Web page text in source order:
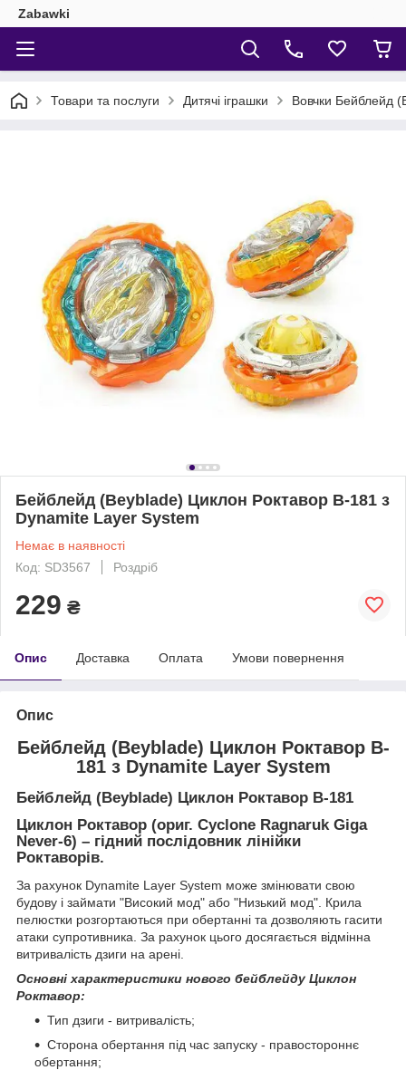
Zabawki
Товари та послуги Дитячі іграшки Вовчки Бейблейд
Бейблейд (Beyblade) Циклон Роктавор B-181 з
Dynamite Layer System
Немає в наявності
Код: SD3567
Роздріб
229 ₴
Опис Доставка Оплата Умови повернення
Опис
Бейблейд (Beyblade) Циклон Роктавор B-
181 з Dynamite Layer System
Бейблейд (Beyblade) Циклон Роктавор B-181
Циклон Роктавор (ориг. Cyclone Ragnaruk Giga
Never-6) – гідний послідовник лінійки
Роктаворів.
За рахунок Dynamite Layer System може змінювати свою
будову і займати "Високий мод" або "Низький мод". Крила
пелюстки розгортаються при обертанні та дозволяють гасити
атаки супротивника. За рахунок цього досягається відмінна
витривалість дзиги на арені.
Основні характеристики нового бейблейду Циклон
Роктавор:
Тип дзиги - витривалість;
Сторона обертання під час запуску - правостороннє
обертання;